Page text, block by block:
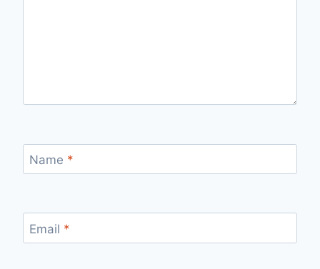
Name *
Email *